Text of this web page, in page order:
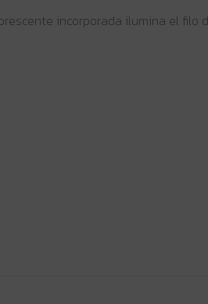
incorporada ilumina el filo